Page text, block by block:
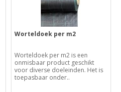
Worteldoek per m2
Worteldoek per m2 is een
onmisbaar product geschikt
voor diverse doeleinden. Het is
toepasbaar onder..